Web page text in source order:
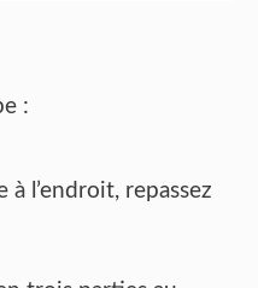
:
à l’endroit, repassez